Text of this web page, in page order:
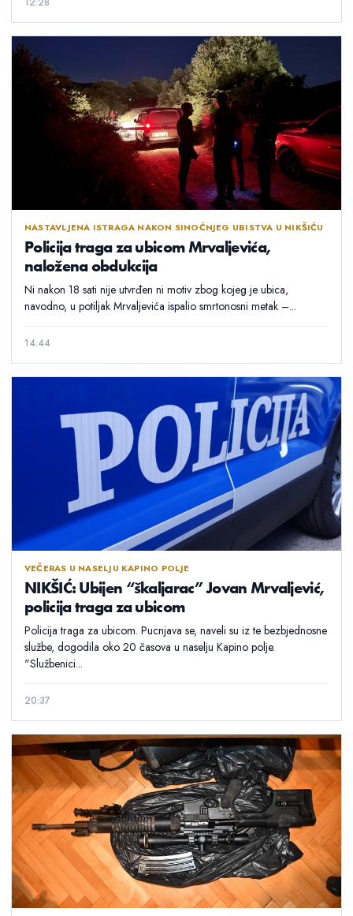
NASTAVLJENA ISTRAGA NAKON SINOĆNJEG UBISTVA U NIKŠIĆU
Policija traga za ubicom Mrvaljevića,
naložena obdukcija
Ni nakon 18 sati nije utvrđen ni motiv zbog kojeg je ubica,
navodno, u potiljak Mrvaljevića ispalio smrtonosni metak –...
14:44
VEČERAS U NASELJU KAPINO POLJE
NIKŠIĆ: Ubijen “škaljarac” Jovan Mrvaljević,
policija traga za ubicom
Policija traga za ubicom. Pucnjava se, naveli su iz te bezbjednosne
službe, dogodila oko 20 časova u naselju Kapino polje.
"Službenici...
20:37